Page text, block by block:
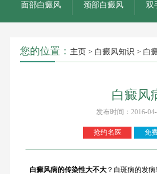
面部白癜风 颈部白癜风 双
您的位置： 主页 > 白癜风知识 > 白
白癜风
发布时间：2016-
抢约名医 免
白癜风病的传染性大不大 ？白斑病的发